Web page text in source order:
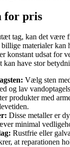
for pris
tag, kan det være
materialer kan
konstant udsat for
kan have stor
Vælg sten
og lav
produkter med
Disse metaller er
minimal
Rustfrie eller
at reparationen